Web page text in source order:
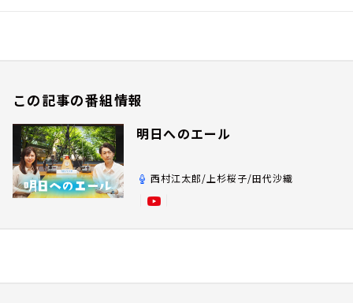
この記事の番組情報
明日へのエール
西村江太郎/上杉桜子/田代沙織